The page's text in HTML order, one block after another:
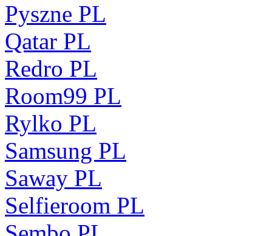
Pyszne PL
Qatar PL
Redro PL
Room99 PL
Rylko PL
Samsung PL
Saway PL
Selfieroom PL